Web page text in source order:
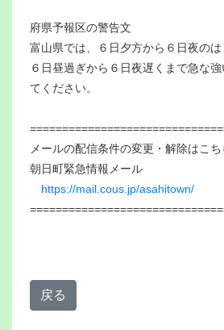
府県予報区の警告文
富山県では、６日夕方から６日夜のは
６日昼過ぎから６日夜遅くまで急な
てください。
メールの配信条件の変更・解除はこち
朝日町緊急情報メール
https://mail.cous.jp/asahitown/
戻る